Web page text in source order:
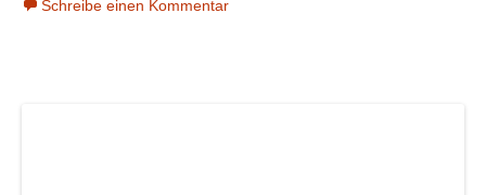
Schreibe einen Kommentar